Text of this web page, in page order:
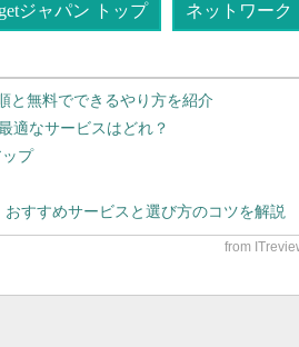
ジャパン トップ ネットワーク
と無料でできるやり方を紹介
適なサービスはどれ？
プ
おすすめサービスと選び方のコツを解説